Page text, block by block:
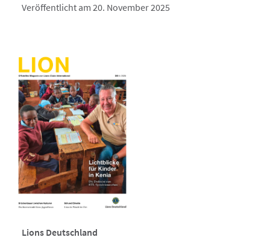
Veröffentlicht am 20. November 2025
Lions Deutschland